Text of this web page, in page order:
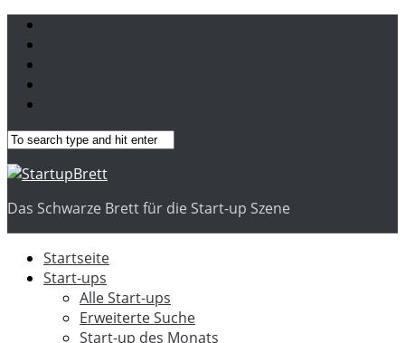
Das Schwarze Brett für die Start-up Szene
Startseite
Start-ups
Alle Start-ups
Erweiterte Suche
Start-up des Monats